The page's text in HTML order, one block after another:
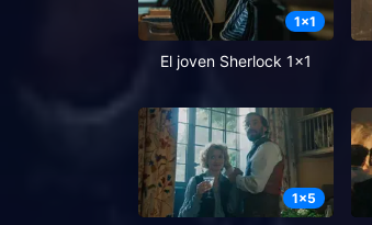
1x1
El joven Sherlock 1x1
1x5